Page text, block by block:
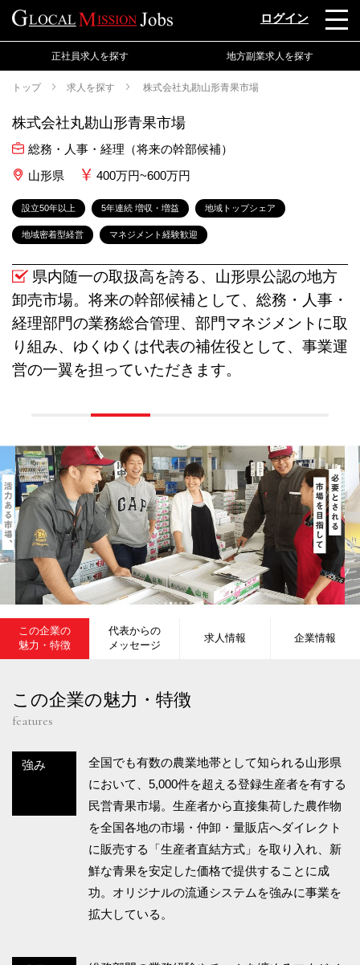
ログイン
正社員求人を探す 地方副業求人を探す
トップ 求人を探す 株式会社丸勘山形青果市場
株式会社丸勘山形青果市場
総務・人事・経理（将来の幹部候補）
山形県
400万円~600万円
設立50年以上 5年連続 増収・増益 地域トップシェア
地域密着型経営 マネジメント経験歓迎
県内随一の取扱高を誇る、山形県公認の地方
卸売市場。将来の幹部候補として、総務・人事・
経理部門の業務総合管理、部門マネジメントに取
り組み、ゆくゆくは代表の補佐役として、事業運
営の一翼を担っていただきます。
この企業の
魅力・特徴
代表からの
メッセージ
求人情報 企業情報
この企業の魅力・特徴
features
強み
全国でも有数の農業地帯として知られる山形県
において、5,000件を超える登録生産者を有する
民営青果市場。生産者から直接集荷した農作物
を全国各地の市場・仲卸・量販店へダイレクト
に販売する「生産者直結方式」を取り入れ、新
鮮な青果を安定した価格で提供することに成
功。オリジナルの流通システムを強みに事業を
拡大している。